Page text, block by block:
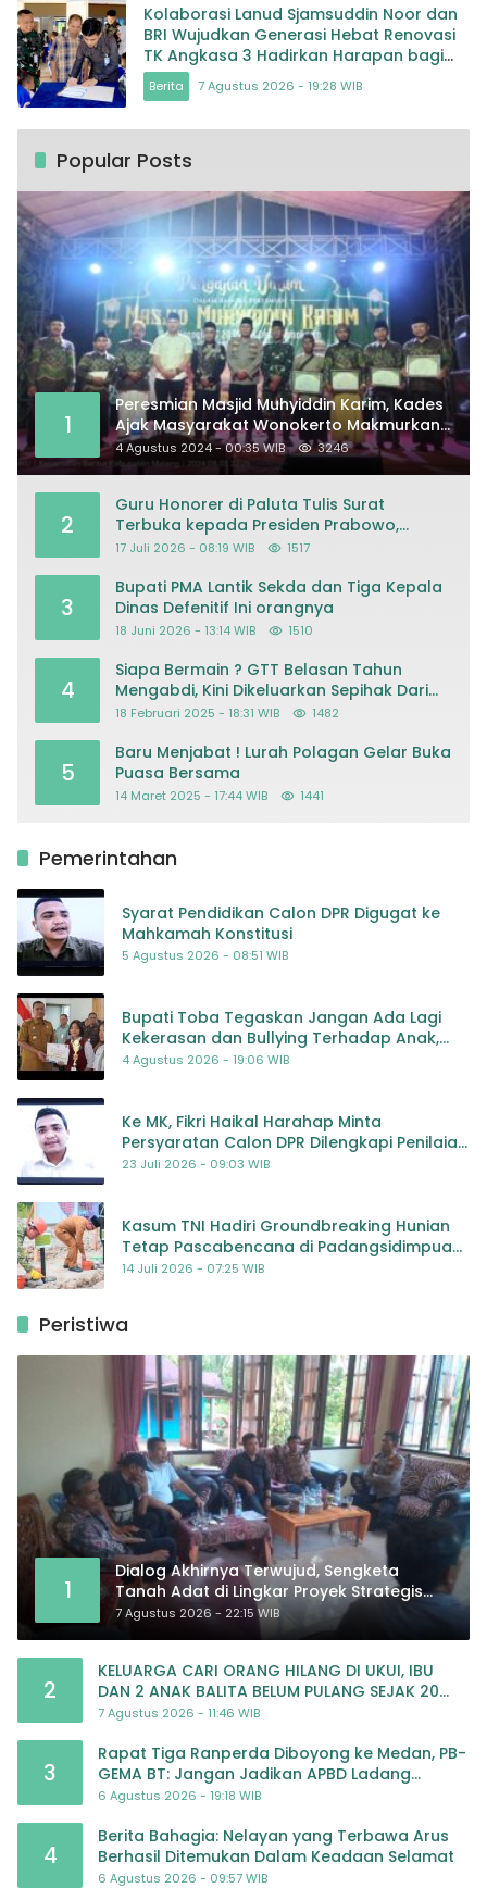
Kolaborasi Lanud Sjamsuddin Noor dan
BRI Wujudkan Generasi Hebat Renovasi
TK Angkasa 3 Hadirkan Harapan bagi
masa depan Bangsa
Berita 7 Agustus 2026 - 19:28 WIB
Popular Posts
1
Peresmian Masjid Muhyiddin Karim, Kades
Ajak Masyarakat Wonokerto Makmurkan
Masjid
4 Agustus 2024 - 00:35 WIB 3246
2
Guru Honorer di Paluta Tulis Surat
Terbuka kepada Presiden Prabowo,
Mohon Keadilan atas Dugaan
17 Juli 2026 - 08:19 WIB 1517
3
Bupati PMA Lantik Sekda dan Tiga Kepala
Dinas Defenitif Ini orangnya
18 Juni 2026 - 13:14 WIB 1510
4
Siapa Bermain ? GTT Belasan Tahun
Mengabdi, Kini Dikeluarkan Sepihak Dari
Dapodik
18 Februari 2025 - 18:31 WIB 1482
5
Baru Menjabat ! Lurah Polagan Gelar Buka
Puasa Bersama
14 Maret 2025 - 17:44 WIB 1441
Pemerintahan
Syarat Pendidikan Calon DPR Digugat ke
Mahkamah Konstitusi
5 Agustus 2026 - 08:51 WIB
Bupati Toba Tegaskan Jangan Ada Lagi
Kekerasan dan Bullying Terhadap Anak,
Dorong Kolaborasi Seluruh Pihak
4 Agustus 2026 - 19:06 WIB
Ke MK, Fikri Haikal Harahap Minta
Persyaratan Calon DPR Dilengkapi Penilaian
Kompetensi
23 Juli 2026 - 09:03 WIB
Kasum TNI Hadiri Groundbreaking Hunian
Tetap Pascabencana di Padangsidimpuan,
Harapan Baru bagi Penyintas
14 Juli 2026 - 07:25 WIB
Peristiwa
1
Dialog Akhirnya Terwujud, Sengketa
Tanah Adat di Lingkar Proyek Strategis
Nasional Memasuki Babak Baru
7 Agustus 2026 - 22:15 WIB
2
KELUARGA CARI ORANG HILANG DI UKUI, IBU
DAN 2 ANAK BALITA BELUM PULANG SEJAK 20
JULI 2026
7 Agustus 2026 - 11:46 WIB
3
Rapat Tiga Ranperda Diboyong ke Medan, PB-
GEMA BT: Jangan Jadikan APBD Ladang
Pembiayaan yang Tak Perlu
6 Agustus 2026 - 19:18 WIB
4
Berita Bahagia: Nelayan yang Terbawa Arus
Berhasil Ditemukan Dalam Keadaan Selamat
6 Agustus 2026 - 09:57 WIB